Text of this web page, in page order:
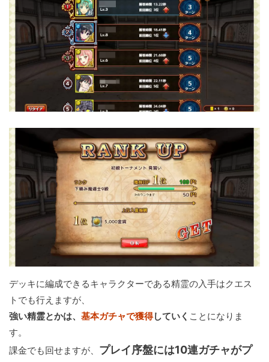
デッキに編成できるキャラクターである精霊の入手はクエス
トでも行えますが、
強い精霊とかは、 基本ガチャで獲得していく ことになりま
す。
課金でも回せますが、 プレイ序盤には10連ガチャがプ